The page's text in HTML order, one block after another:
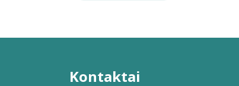
Kontaktai